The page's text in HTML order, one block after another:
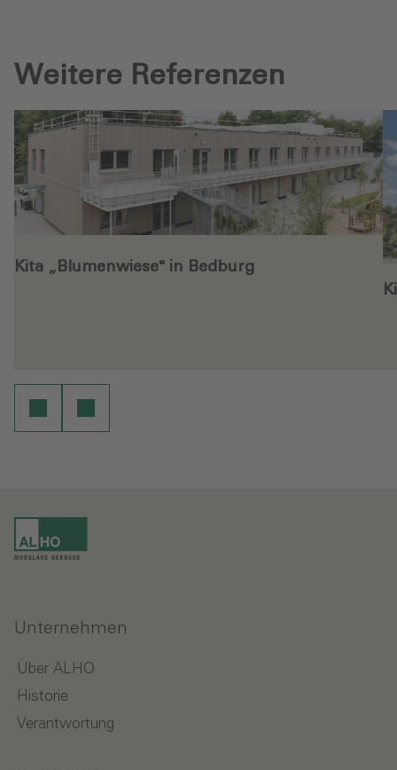
Weitere Referenzen
Kita „Blumenwiese" in Bedburg
Unternehmen
Über ALHO
Historie
Verantwortung